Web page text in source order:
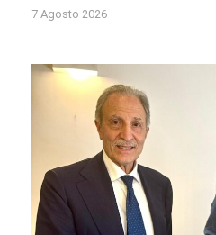
7 Agosto 2026